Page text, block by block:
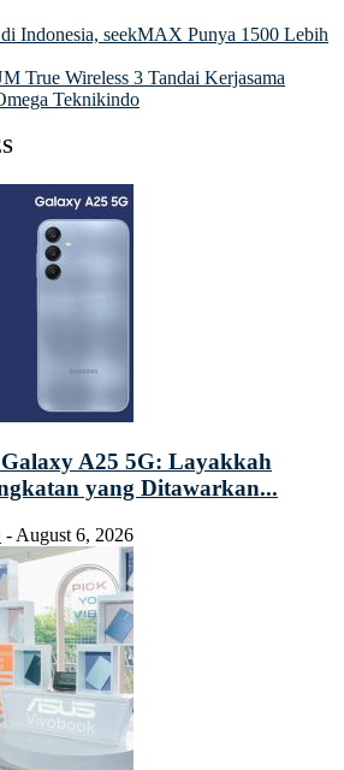
di Indonesia, seekMAX Punya 1500 Lebih
True Wireless 3 Tandai Kerjasama
Teknikindo
A25 5G: Layakkah
yang Ditawarkan...
- August 6, 2026